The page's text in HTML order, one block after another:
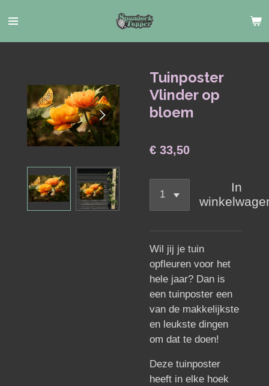
direct
naar
Tuinposter
Vlinder op
bloem
€ 33,50
In
Wil jij je tuin
opfleuren voor het
hele jaar? Dan is
een tuinposter een
van de makkelijkste
en leukste dingen
om dat te doen!
Deze tuinposter
heeft in elke hoek